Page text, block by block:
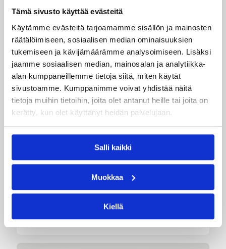
Tämä sivusto käyttää evästeitä
Käytämme evästeitä tarjoamamme sisällön ja mainosten
räätälöimiseen, sosiaalisen median ominaisuuksien
tukemiseen ja kävijämäärämme analysoimiseen. Lisäksi
jaamme sosiaalisen median, mainosalan ja analytiikka-
alan kumppaneillemme tietoja siitä, miten käytät
sivustoamme. Kumppanimme voivat yhdistää näitä
tietoja muihin tietoihin, joita olet antanut heille tai joita on
kerätty, kun olet käyttänyt heidän palvelujaan.
Salli kaikki
Muokkaa
Kiellä
Korisliiga 05.08.2026 11:34
Seagulls hankki taitoa ja
kokemusta kokoonpanoonsa
kahden pelaajan edestä
Helsinki Seagullsin kokoonpano vahvistuu
kahdella tuoreella kasvolla. Joukkue on tehnyt
tulevan kauden mittaiset sopimukset viime
kaudella Saksan ProA-sarjan Karlsruhe Lionsia
edustaneen 26-vuotiaan yhdysvaltalaislaituri
Tyrese Williamsin sekä viime kaudella Kouvoja
edustaneen 32-vuotiaan Timi Puittisen kanssa.